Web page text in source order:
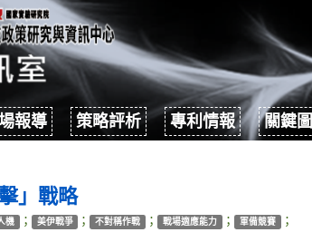
報導 策略評析 專利情報 關鍵
」戰略
機 ； 美伊戰爭 ； 不對稱作戰 ； 戰場適應能力 ； 軍備競賽 ；